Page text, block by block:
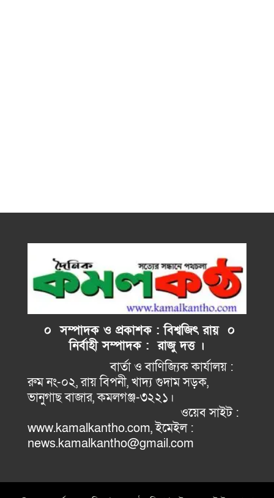
০ সম্পাদক ও প্রকাশক : বিশ্বজিৎ রায় ০
নির্বাহীসম্পাদক : রাজু দত্ত ।
বার্তা ও বাণিজ্যিক কার্যালয় :
রুম নং-০২, রায় বিপনী, খাদ্য গুদাম সড়ক,
ভানুগাছ বাজার, কমলগঞ্জ-৩২২১।
ওয়েব সাইট :
www.kamalkantho.com, ইমেইল :
news.kamalkantho@gmail.com